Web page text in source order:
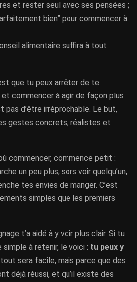
et rester seul avec ses pensées ;
bien” pour commencer à
alimentaire suffira à tout
que tu peux arrêter de te
commencer à agir de façon plus
pas d’être irréprochable. Le but,
gestes concrets, réalistes et
commencer, commence petit :
un peu plus, sors voir quelqu’un,
tes envies de manger. C’est
simples que les premiers
t’a aidé à y voir plus clair. Si tu
simple à retenir, le voici : tu peux y
sera facile, mais parce que des
déjà réussi, et qu’il existe des